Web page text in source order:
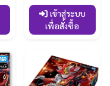
เข้าสู่ระบบ
เพื่อสั่งซื้อ